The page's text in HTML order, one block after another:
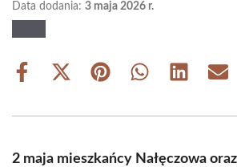
Data dodania: 3 maja 2026 r.
Share
Share
(Twitter)
Share Share Share
2 maja mieszkańcy Nałęczowa